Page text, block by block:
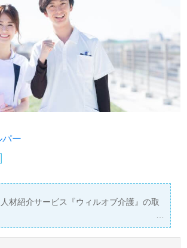
ー
材紹介サービス『ウィルオブ介護』の取
軽にご相談ください♪
の転職活動をサポートいたします。